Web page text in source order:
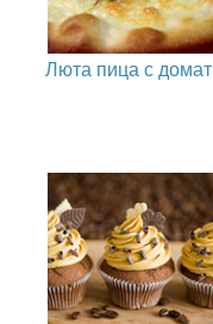
Люта пица с